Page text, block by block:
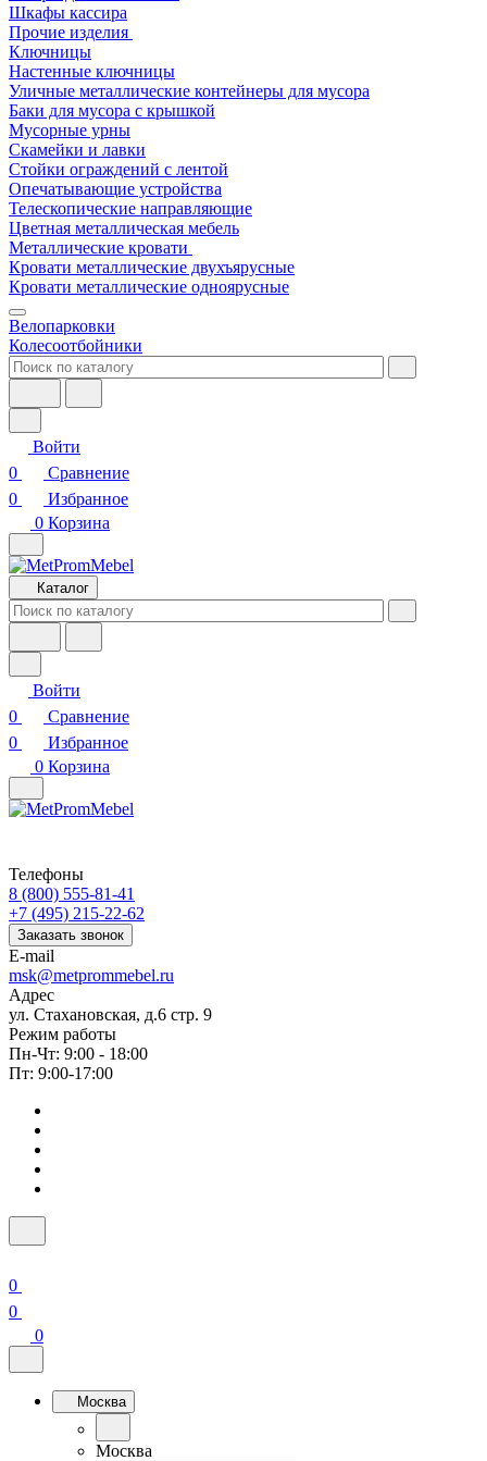
Шкафы кассира
Прочие изделия
Ключницы
Настенные ключницы
Уличные металлические контейнеры для мусора
Баки для мусора с крышкой
Мусорные урны
Скамейки и лавки
Стойки ограждений с лентой
Опечатывающие устройства
Телескопические направляющие
Цветная металлическая мебель
Металлические кровати
Кровати металлические двухъярусные
Кровати металлические одноярусные
Велопарковки
Колесоотбойники
Войти
0
Сравнение
0
Избранное
0 Корзина
Каталог
Войти
0
Сравнение
0
Избранное
0 Корзина
Телефоны
8 (800) 555-81-41
+7 (495) 215-22-62
Заказать звонок
E-mail
msk@metprommebel.ru
Адрес
ул. Стахановская, д.6 стр. 9
Режим работы
Пн-Чт: 9:00 - 18:00
Пт: 9:00-17:00
0
0
0
Москва
Москва